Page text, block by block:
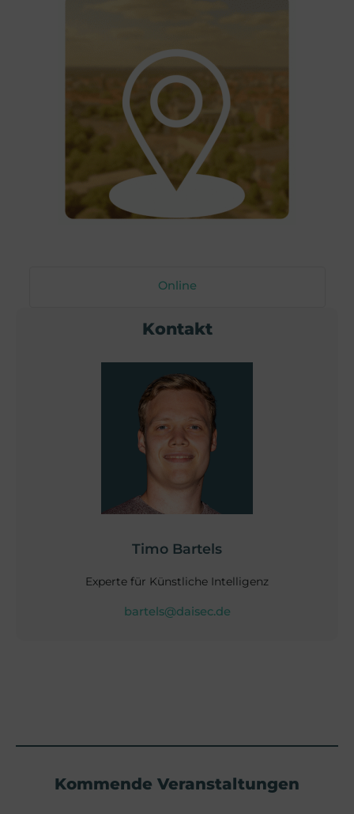
Online
Kontakt
Timo Bartels
Experte für Künstliche Intelligenz
bartels@daisec.de
Kommende Veranstaltungen